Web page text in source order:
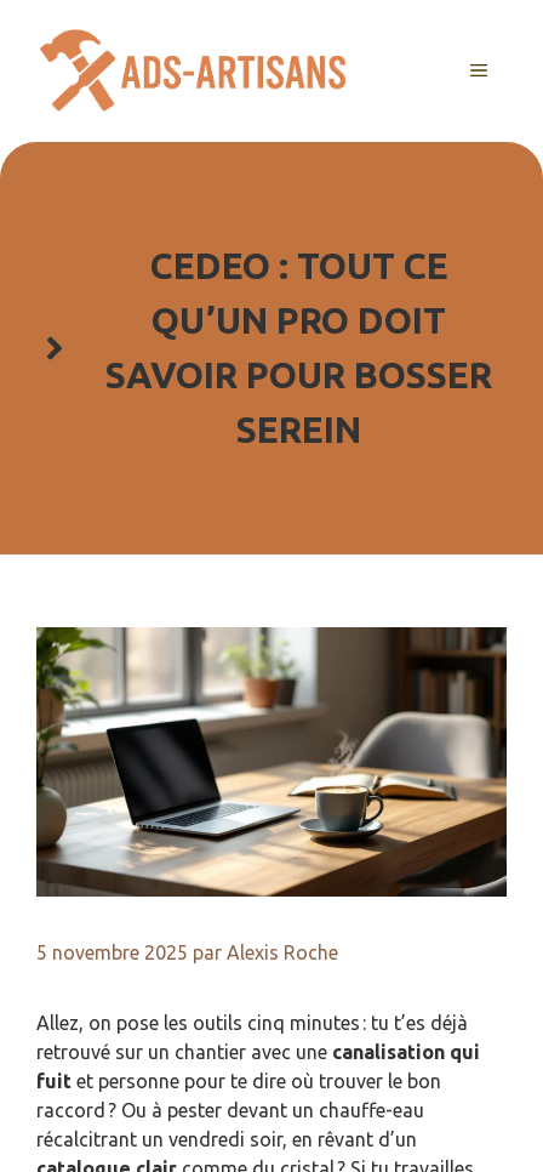
MENU
CEDEO : TOUT CE
QU’UN PRO DOIT
SAVOIR POUR BOSSER
SEREIN
5 novembre 2025 par Alexis Roche
Allez, on pose les outils cinq minutes : tu t’es déjà
retrouvé sur un chantier avec une canalisation qui
fuit et personne pour te dire où trouver le bon
raccord ? Ou à pester devant un chauffe-eau
récalcitrant un vendredi soir, en rêvant d’un